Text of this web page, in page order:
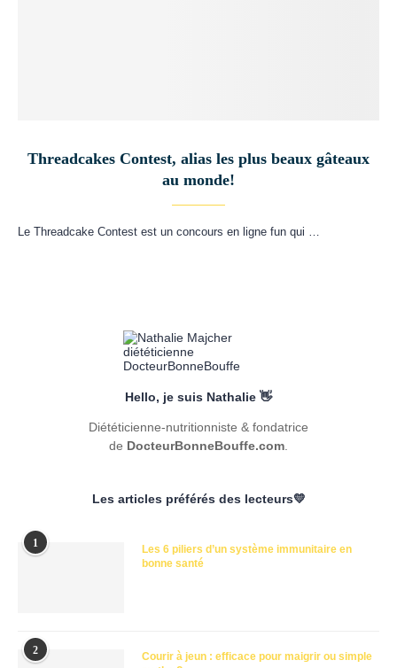
Threadcakes Contest, alias les plus beaux gâteaux
au monde!
Le Threadcake Contest est un concours en ligne fun qui …
Hello, je suis Nathalie 👋
Diététicienne-nutritionniste & fondatrice
de DocteurBonneBouffe.com
Les articles préférés des lecteurs💛
1
Les 6 piliers d’un système immunitaire en
bonne santé
2
Courir à jeun : efficace pour maigrir ou simple